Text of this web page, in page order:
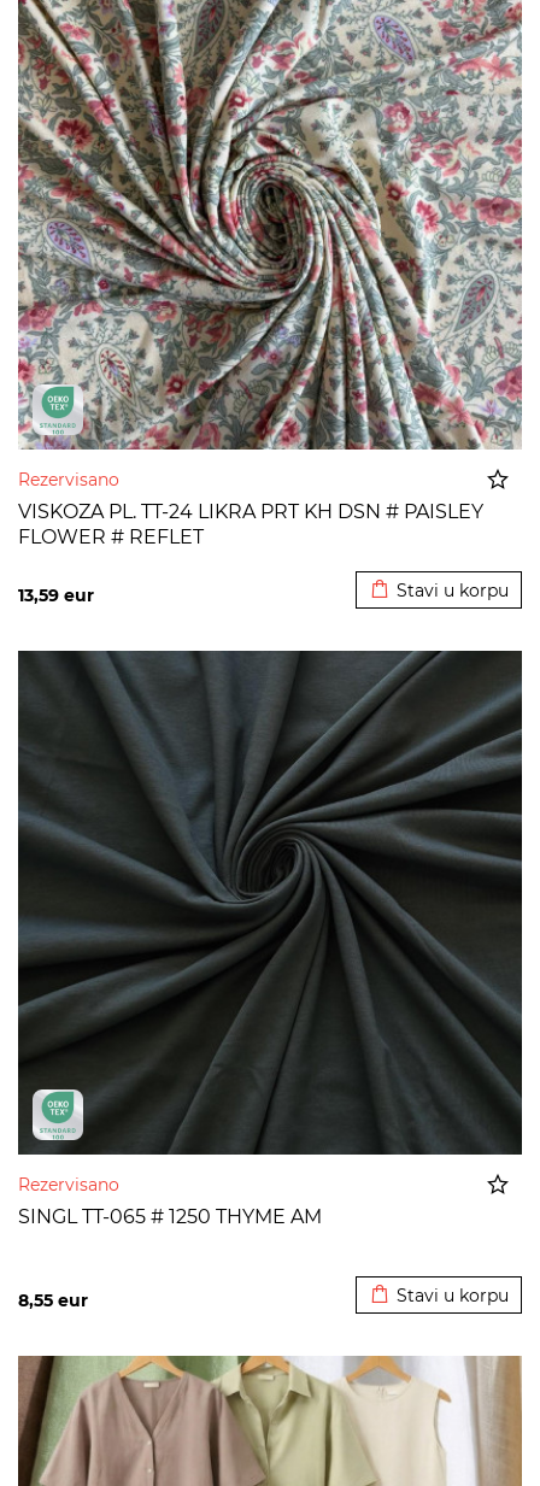
Rezervisano
VISKOZA PL. TT-24 LIKRA PRT KH DSN # PAISLEY
FLOWER # REFLET
13,59 eur Stavi u korpu
Rezervisano
SINGL TT-065 # 1250 THYME AM
8,55 eur Stavi u korpu